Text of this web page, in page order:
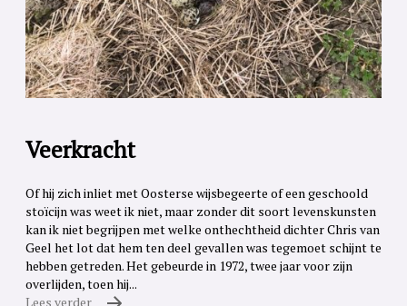
Veerkracht
Of hij zich inliet met Oosterse wijsbegeerte of een geschoold
stoïcijn was weet ik niet, maar zonder dit soort levenskunsten
kan ik niet begrijpen met welke onthechtheid dichter Chris van
Geel het lot dat hem ten deel gevallen was tegemoet schijnt te
hebben getreden. Het gebeurde in 1972, twee jaar voor zijn
overlijden, toen hij...
Lees verder